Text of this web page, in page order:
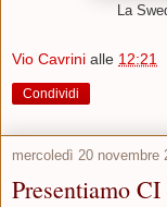
La
Vio Cavrini alle 12:21
Condividi
mercoledì 20 novembre
Presentiamo